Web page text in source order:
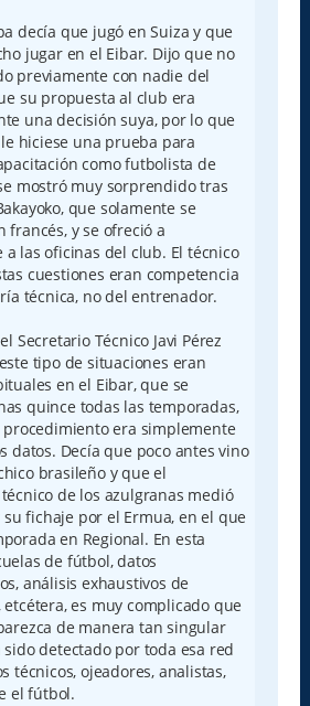
decía que jugó en Suiza y que
jugar en el Eibar. Dijo que no
previamente con nadie del
su propuesta al club era
una decisión suya, por lo que
hiciese una prueba para
como futbolista de
mostró muy sorprendido tras
que solamente se
francés, y se ofreció a
a las oficinas del club. El técnico
cuestiones eran competencia
técnica, no del entrenador.
Secretario Técnico Javi Pérez
tipo de situaciones eran
en el Eibar, que se
quince todas las temporadas,
era simplemente
datos. Decía que poco antes vino
brasileño y que el
de los azulgranas medió
fichaje por el Ermua, en el que
en Regional. En esta
de fútbol, datos
análisis exhaustivos de
es muy complicado que
de manera tan singular
detectado por toda esa red
técnicos, ojeadores, analistas,
el fútbol.